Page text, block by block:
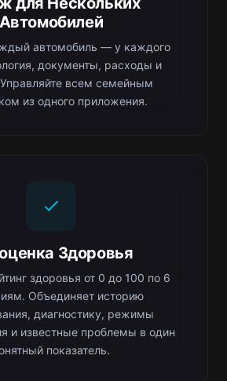
Автомобилей
автомобиль — у каждого
документы, расходы и
всем семейным
из одного приложения.
Здоровья
здоровья от 0 до 100 по 6
Объединяет историю
диагностику, режимы
и известные проблемы в один
показатель.